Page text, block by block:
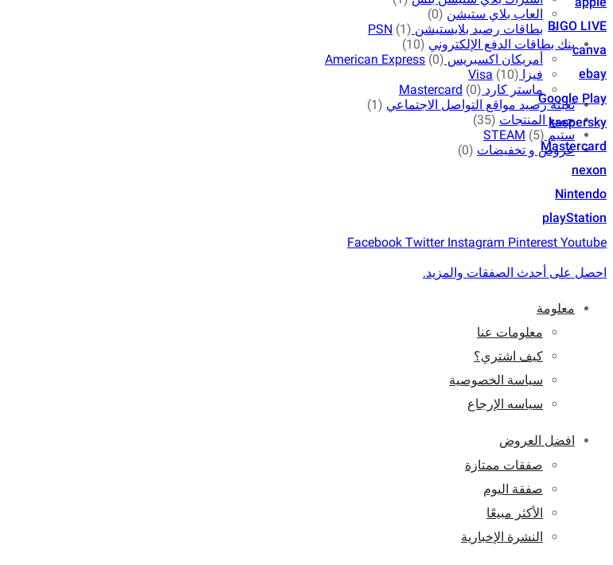
العاب بلاي ستيشن (0)
بطاقات رصيد بلايستيشن PSN (1)
بنك بطاقات الدفع الإلكتروني (10)
أمريكان اكسبريس American Express (0)
فيزا Visa (10)
ماستر كارد Mastercard (0)
تعبئة رصيد مواقع التواصل الاجتماعي (1)
جميع المنتجات (35)
ستيم STEAM (5)
عروض و تخفيضات (0)
BIGO LIVE
canva
ebay
Google Play
kaspersky
Mastercard
nexon
Nintendo
playStation
Facebook Twitter Instagram Pinterest Youtube
احصل على أحدث الصفقات والمزيد.
معلومة
معلومات عنا
كيف اشتري؟
سياسة الخصوصية
سياسه الإرجاع
افضل العروض
صفقات ممتازة
صفقة اليوم
الأكثر مبيعًا
النشرة الإخبارية